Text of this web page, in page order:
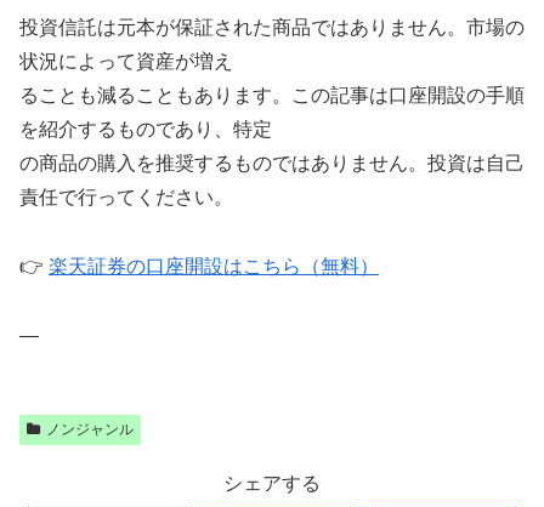
投資信託は元本が保証された商品ではありません。市場の
状況によって資産が増え
ることも減ることもあります。この記事は口座開設の手順
を紹介するものであり、特定
の商品の購入を推奨するものではありません。投資は自己
責任で行ってください。
👉 楽天証券の口座開設はこちら（無料）
—
ノンジャンル
シェアする